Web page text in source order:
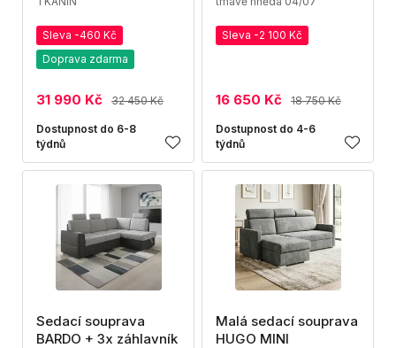
Sleva -460 Kč
Doprava zdarma
31 990 Kč 32 450 Kč
Dostupnost do 6-8
týdnů
Sleva -2 100 Kč
16 650 Kč 18 750 Kč
Dostupnost do 4-6
týdnů
Sedací souprava
BARDO + 3x záhlavník
Malá sedací souprava
HUGO MINI